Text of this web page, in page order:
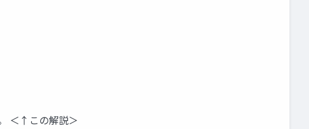
＜↑この解説＞